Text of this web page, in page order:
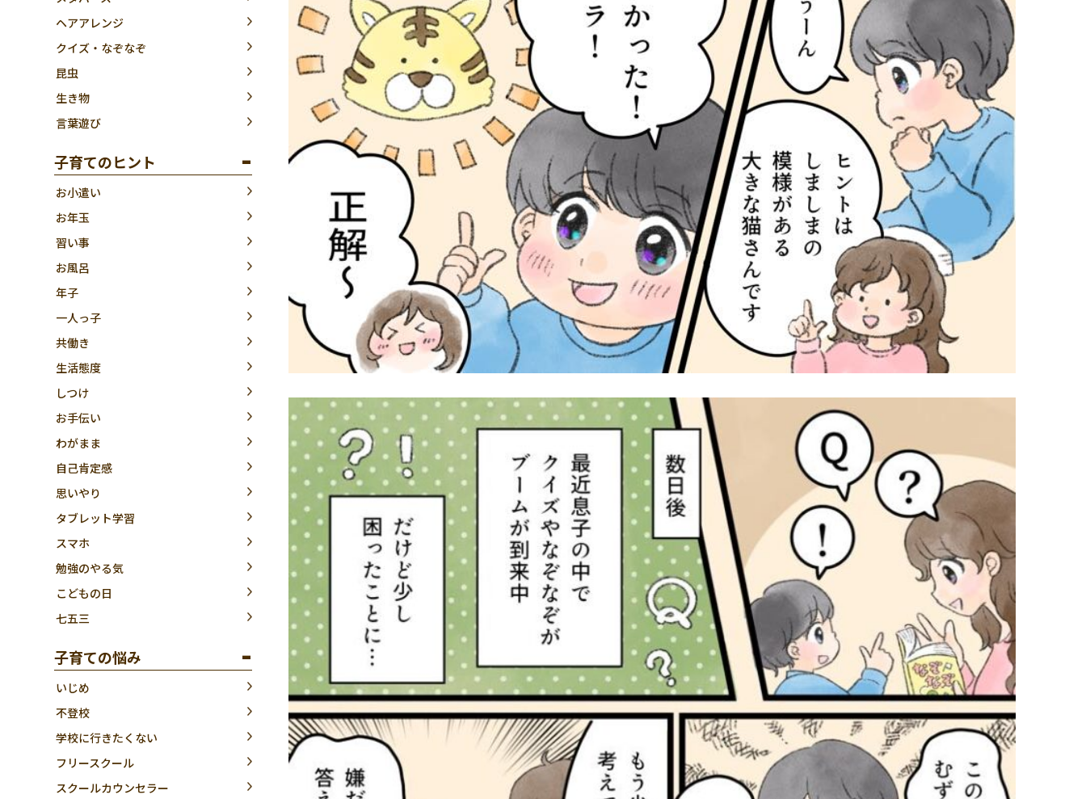
ヘアアレンジ
クイズ・なぞなぞ
昆虫
生き物
言葉遊び
子育てのヒント
お小遣い
お年玉
習い事
お風呂
年子
一人っ子
共働き
生活態度
しつけ
お手伝い
わがまま
自己肯定感
思いやり
タブレット学習
スマホ
勉強のやる気
こどもの日
七五三
子育ての悩み
いじめ
不登校
学校に行きたくない
フリースクール
スクールカウンセラー